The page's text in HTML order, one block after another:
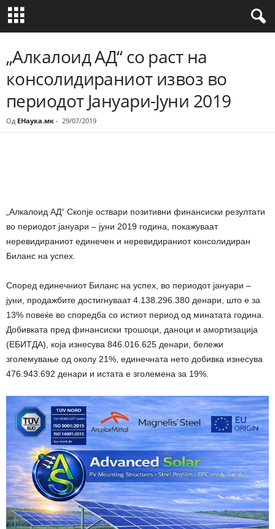
„Алкалоид АД“ со раст на
консолидираниот извоз во
периодот Јануари-Јуни 2019
Од ЕНаука.мк - 29/07/2019
„Алкалоид АД“ Скопје оствари позитивни финансиски резултати
во периодот јануари – јуни 2019 година, покажуваат
неревидираниот единечен и неревидираниот консолидиран
Биланс на успех.
Според единечниот Биланс на успех, во периодот јануари –
јуни, продажбите достигнуваат 4.138.296.380 денари, што е за
13% повеќе во споредба со истиот период од минатата година.
Добивката пред финансиски трошоци, даноци и амортизација
(ЕБИТДА), која изнесува 846.016.625 денари, бележи
зголемување од околу 21%, единечната нето добивка изнесува
476.943.692 денари и истата е зголемена за 19%.